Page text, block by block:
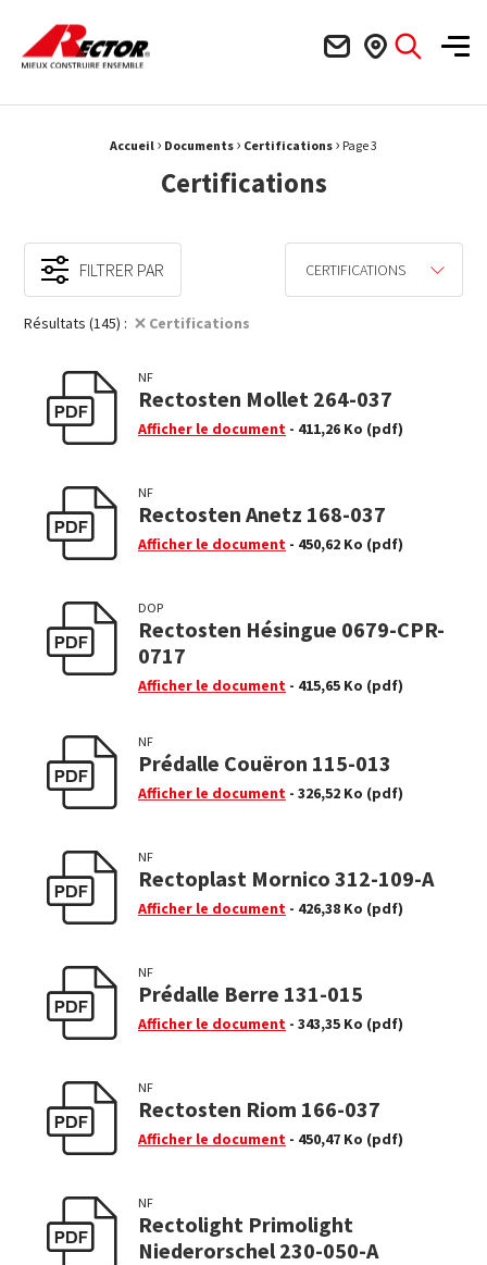
Rector Mieux construire ensemble
Accueil › Documents › Certifications › Page 3
Certifications
FILTRER PAR CERTIFICATIONS
Résultats (145) : Certifications
NF
Rectosten Mollet 264-037
Afficher le document - 411,26 Ko (pdf)
NF
Rectosten Anetz 168-037
Afficher le document - 450,62 Ko (pdf)
DOP
Rectosten Hésingue 0679-CPR-
0717
Afficher le document - 415,65 Ko (pdf)
NF
Prédalle Couëron 115-013
Afficher le document - 326,52 Ko (pdf)
NF
Rectoplast Mornico 312-109-A
Afficher le document - 426,38 Ko (pdf)
NF
Prédalle Berre 131-015
Afficher le document - 343,35 Ko (pdf)
NF
Rectosten Riom 166-037
Afficher le document - 450,47 Ko (pdf)
NF
Rectolight Primolight
Niederorschel 230-050-A